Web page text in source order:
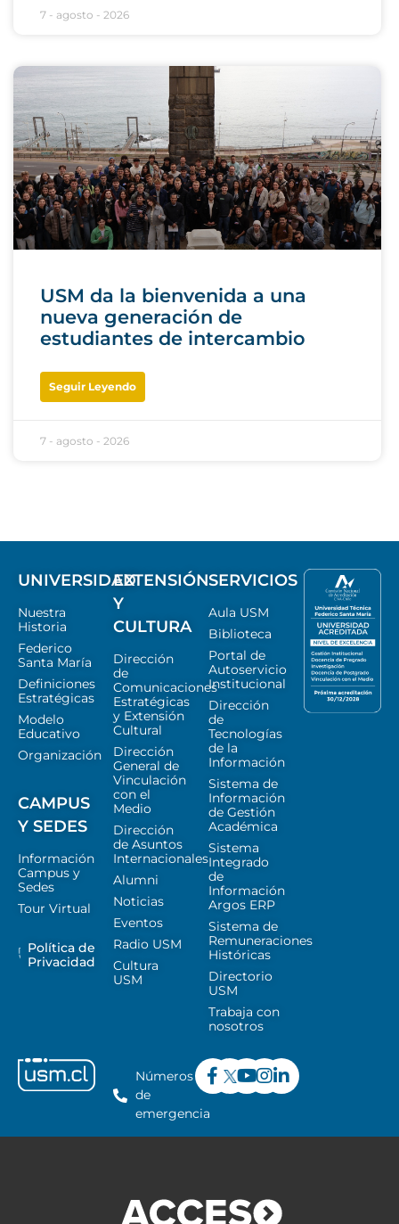
7 - agosto - 2026
USM da la bienvenida a una
nueva generación de
estudiantes de intercambio
Seguir Leyendo
7 - agosto - 2026
UNIVERSIDAD
Nuestra
Historia
Federico
Santa María
Definiciones
Estratégicas
Modelo
Educativo
Organización
CAMPUS
Y SEDES
Información
Campus y
Sedes
Tour Virtual
Política de
Privacidad
EXTENSIÓN
Y
CULTURA
Dirección
de
Comunicaciones
Estratégicas
y Extensión
Cultural
Dirección
General de
Vinculación
con el
Medio
Dirección
de Asuntos
Internacionales
Alumni
Noticias
Eventos
Radio USM
Cultura
USM
SERVICIOS
Aula USM
Biblioteca
Portal de
Autoservicio
Institucional
Dirección
de
Tecnologías
de la
Información
Sistema de
Información
de Gestión
Académica
Sistema
Integrado
de
Información
Argos ERP
Sistema de
Remuneraciones
Históricas
Directorio
USM
Trabaja con
nosotros
Números
de
emergencia